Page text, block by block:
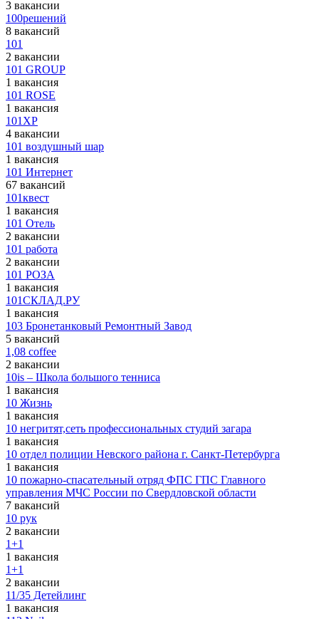
3 вакансии
100решений
8 вакансий
101
2 вакансии
101 GROUP
1 вакансия
101 ROSE
1 вакансия
101XP
4 вакансии
101 воздушный шар
1 вакансия
101 Интернет
67 вакансий
101квест
1 вакансия
101 Отель
2 вакансии
101 работа
2 вакансии
101 РОЗА
1 вакансия
101СКЛАД.РУ
1 вакансия
103 Бронетанковый Ремонтный Завод
5 вакансий
1,08 coffee
2 вакансии
10is – Школа большого тенниса
1 вакансия
10 Жизнь
1 вакансия
10 негритят,сеть профессиональных студий загара
1 вакансия
10 отдел полиции Невского района г. Санкт-Петербурга
1 вакансия
10 пожарно-спасательный отряд ФПС ГПС Главного
управления МЧС России по Свердловской области
7 вакансий
10 рук
2 вакансии
1+1
1 вакансия
1+1
2 вакансии
11/35 Детейлинг
1 вакансия